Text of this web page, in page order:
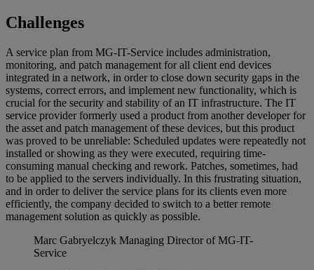
Challenges
A service plan from MG-IT-Service includes administration,
monitoring, and patch management for all client end devices
integrated in a network, in order to close down security gaps in the
systems, correct errors, and implement new functionality, which is
crucial for the security and stability of an IT infrastructure. The IT
service provider formerly used a product from another developer for
the asset and patch management of these devices, but this product
was proved to be unreliable: Scheduled updates were repeatedly not
installed or showing as they were executed, requiring time-
consuming manual checking and rework. Patches, sometimes, had
to be applied to the servers individually. In this frustrating situation,
and in order to deliver the service plans for its clients even more
efficiently, the company decided to switch to a better remote
management solution as quickly as possible.
Marc Gabryelczyk Managing Director of MG-IT-
Service